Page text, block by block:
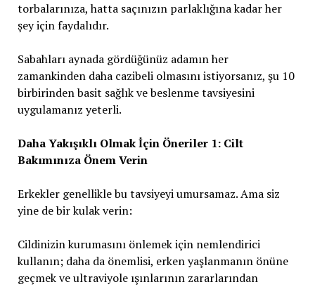
torbalarınıza, hatta saçınızın parlaklığına kadar her
şey için faydalıdır.
Sabahları aynada gördüğünüz adamın her
zamankinden daha cazibeli olmasını istiyorsanız, şu 10
birbirinden basit sağlık ve beslenme tavsiyesini
uygulamanız yeterli.
Daha Yakışıklı Olmak İçin Öneriler 1: Cilt
Bakımınıza Önem Verin
Erkekler genellikle bu tavsiyeyi umursamaz. Ama siz
yine de bir kulak verin:
Cildinizin kurumasını önlemek için nemlendirici
kullanın; daha da önemlisi, erken yaşlanmanın önüne
geçmek ve ultraviyole ışınlarının zararlarından